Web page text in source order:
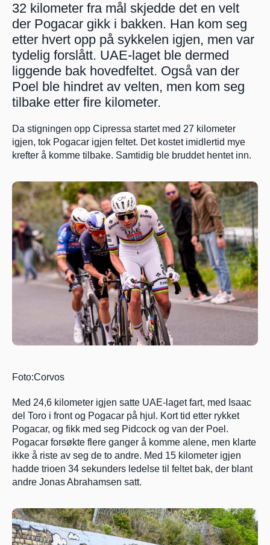
32 kilometer fra mål skjedde det en velt
der Pogacar gikk i bakken. Han kom seg
etter hvert opp på sykkelen igjen, men var
tydelig forslått. UAE-laget ble dermed
liggende bak hovedfeltet. Også van der
Poel ble hindret av velten, men kom seg
tilbake etter fire kilometer.
Da stigningen opp Cipressa startet med 27 kilometer
igjen, tok Pogacar igjen feltet. Det kostet imidlertid mye
krefter å komme tilbake. Samtidig ble bruddet hentet inn.
Foto:Corvos
Med 24,6 kilometer igjen satte UAE-laget fart, med Isaac
del Toro i front og Pogacar på hjul. Kort tid etter rykket
Pogacar, og fikk med seg Pidcock og van der Poel.
Pogacar forsøkte flere ganger å komme alene, men klarte
ikke å riste av seg de to andre. Med 15 kilometer igjen
hadde trioen 34 sekunders ledelse til feltet bak, der blant
andre Jonas Abrahamsen satt.